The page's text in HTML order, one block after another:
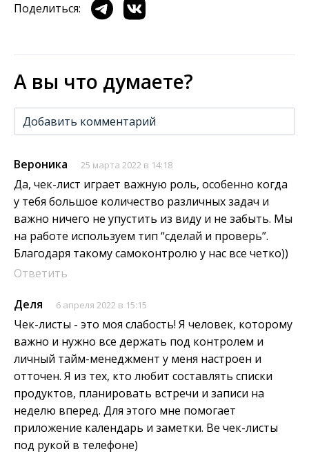
Поделиться:
А вы что думаете?
Добавить комментарий
Вероника 25 марта 2022 в 14:18
Да, чек-лист играет важную роль, особенно когда
у тебя большое количество различных задач и
важно ничего не упустить из виду и не забыть. Мы
на работе используем тип “сделай и проверь”.
Благодаря такому самоконтролю у нас все четко))
Ответить
Деля 6 апреля 2022 в 15:15
Чек-листы - это моя слабость! Я человек, которому
важно и нужно все держать под контролем и
личный тайм-менеджмент у меня настроен и
отточен. Я из тех, кто любит составлять списки
продуктов, планировать встречи и записи на
неделю вперед. Для этого мне помогает
приложение календарь и заметки. Ве чек-листы
под рукой в телефоне)